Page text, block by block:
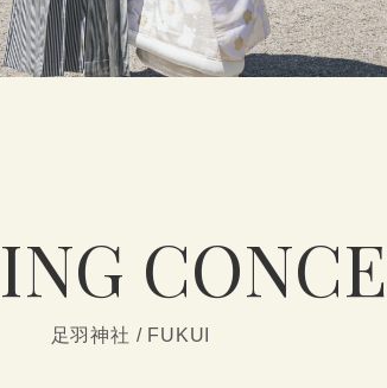
足羽神社 / FUKUI
STORIES
CONTACT
KIMONO